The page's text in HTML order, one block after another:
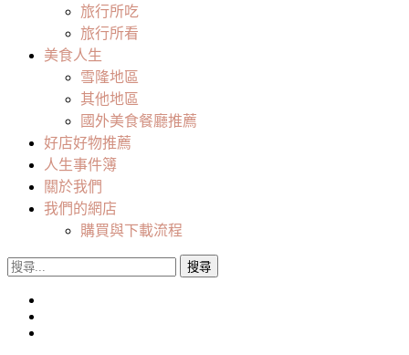
旅行所吃
旅行所看
美食人生
雪隆地區
其他地區
國外美食餐廳推薦
好店好物推薦
人生事件簿
關於我們
我們的網店
購買與下載流程
搜